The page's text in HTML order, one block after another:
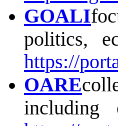
GOALI
politics,
https://
OARE
including